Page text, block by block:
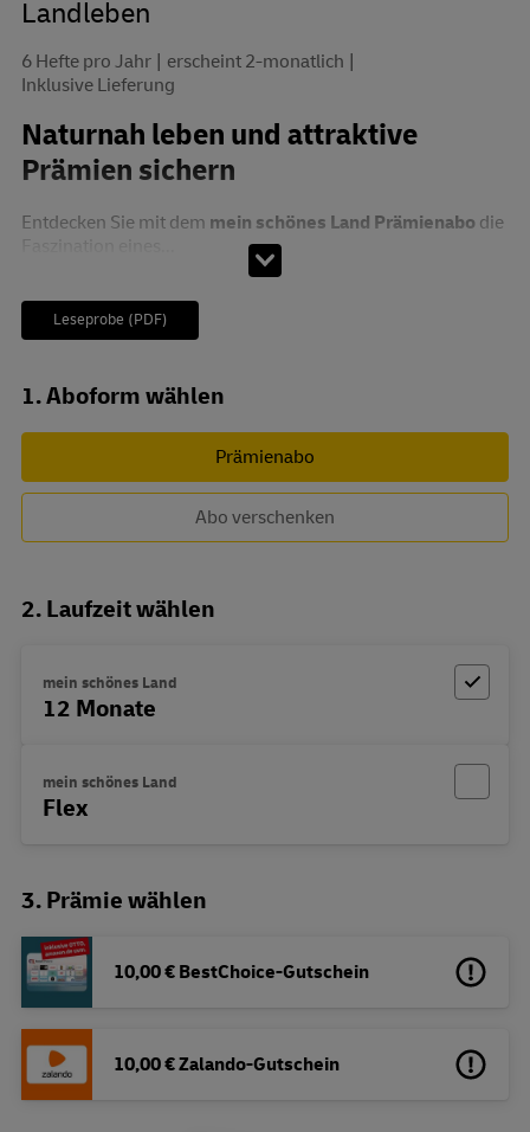
Landleben
6 Hefte pro Jahr
erscheint 2-monatlich
Inklusive Lieferung
Naturnah leben und attraktive
Prämien sichern
Entdecken Sie mit dem mein schönes Land Prämienabo die
Leseprobe (PDF)
Abo zusammenstellen
1. Aboform wählen
Prämienabo
Abo verschenken
2. Laufzeit wählen
mein schönes Land
12 Monate
mein schönes Land
Flex
3. Prämie wählen
10,00 € BestChoice-Gutschein
10,00 € Zalando-Gutschein